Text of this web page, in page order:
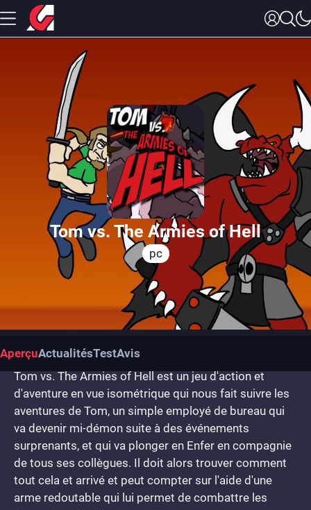
Tom vs. The Armies of Hell
pc
AperçuActualitésTestAvis
Tom vs. The Armies of Hell est un jeu d'action et
d'aventure en vue isométrique qui nous fait suivre les
aventures de Tom, un simple employé de bureau qui
va devenir mi-démon suite à des événements
surprenants, et qui va plonger en Enfer en compagnie
de tous ses collègues. Il doit alors trouver comment
tout cela et arrivé et peut compter sur l'aide d'une
arme redoutable qui lui permet de combattre les